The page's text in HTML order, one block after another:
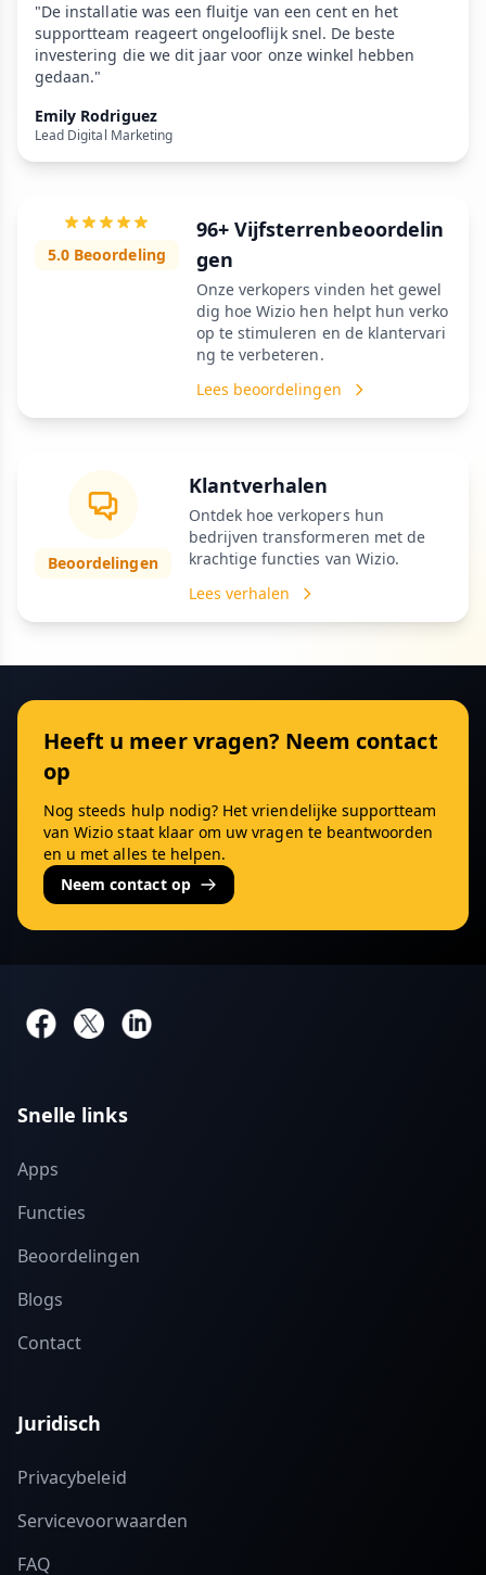
"De installatie was een fluitje van een cent en het
supportteam reageert ongelooflijk snel. De beste
investering die we dit jaar voor onze winkel hebben
gedaan."
Emily Rodriguez
Lead Digital Marketing
5.0 Beoordeling
96+ Vijfsterrenbeoordelin
gen
Onze verkopers vinden het gewel
dig hoe Wizio hen helpt hun verko
op te stimuleren en de klantervari
ng te verbeteren.
Lees beoordelingen
Beoordelingen
Klantverhalen
Ontdek hoe verkopers hun
bedrijven transformeren met de
krachtige functies van Wizio.
Lees verhalen
Heeft u meer vragen? Neem contact
op
Nog steeds hulp nodig? Het vriendelijke supportteam
van Wizio staat klaar om uw vragen te beantwoorden
en u met alles te helpen.
Neem contact op
Snelle links
Apps
Functies
Beoordelingen
Blogs
Contact
Juridisch
Privacybeleid
Servicevoorwaarden
FAQ